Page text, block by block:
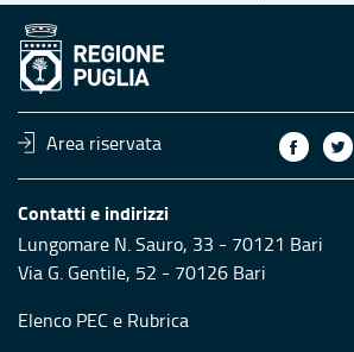
Area riservata
Contatti e indirizzi
Lungomare N. Sauro, 33 - 70121 Bari
Via G. Gentile, 52 - 70126 Bari
Elenco PEC e Rubrica